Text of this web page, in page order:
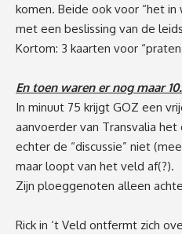
komen. Beide ook voor “het
met een beslissing van de
Kortom: 3 kaarten voor
En toen waren er nog maar
In minuut 75 krijgt GOZ een
aanvoerder van Transvalia
echter de “discussie” niet
maar loopt van het veld af(?).
Zijn ploeggenoten alleen
Rick in ‘t Veld ontfermt zich